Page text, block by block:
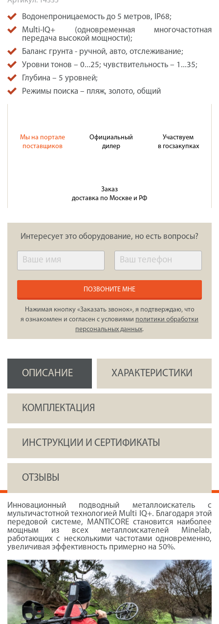
Водонепроницаемость до 5 метров, IP68;
Multi-IQ+ (одновременная многочастотная
передача высокой мощности);
Баланс грунта - ручной, авто, отслеживание;
Уровни тонов – 0...25; чувствительность – 1...35;
Глубина – 5 уровней;
Режимы поиска – пляж, золото, общий
Мы на портале
поставщиков
Официальный
дилер
Участвуем
в госзакупках
Заказ
доставка по Москве и РФ
Интересует это оборудование, но есть вопросы?
ПОЗВОНИТЕ МНЕ
Нажимая кнопку «Заказать звонок», я подтверждаю, что
я ознакомлен и согласен с условиями политики обработки
персональных данных.
ОПИСАНИЕ ХАРАКТЕРИСТИКИ
КОМПЛЕКТАЦИЯ
ИНСТРУКЦИИ И СЕРТИФИКАТЫ
ОТЗЫВЫ
Инновационный подводный металлоискатель с
мультичастотной технологией Multi IQ+. Благодаря этой
передовой системе, MANTICORE становится наиболее
мощным из всех металлоискателей Minelab,
работающих с несколькими частотами одновременно,
увеличивая эффективность примерно на 50%.